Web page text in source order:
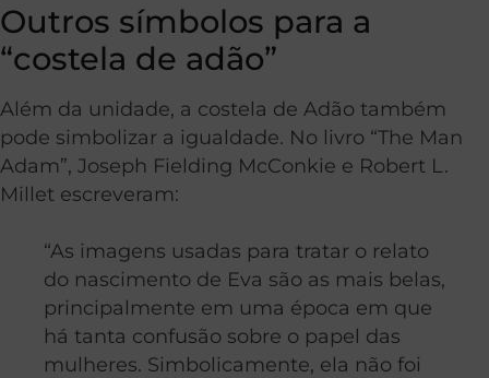
Outros símbolos para a
“costela de adão”
Além da unidade, a costela de Adão também
pode simbolizar a igualdade. No livro “The Man
Adam”, Joseph Fielding McConkie e Robert L.
Millet escreveram:
“As imagens usadas para tratar o relato
do nascimento de Eva são as mais belas,
principalmente em uma época em que
há tanta confusão sobre o papel das
mulheres. Simbolicamente, ela não foi